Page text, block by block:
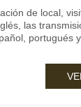
de local,
las
portugués